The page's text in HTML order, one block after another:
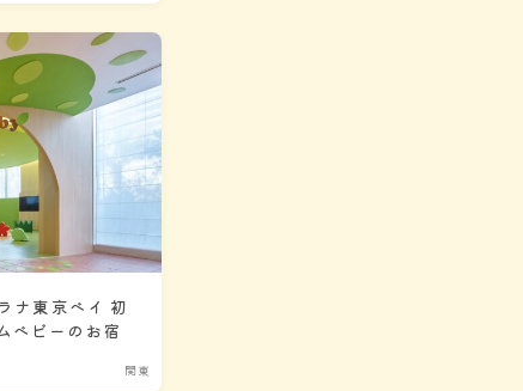
ナ東京ベイ 初
ベビーのお宿
関東